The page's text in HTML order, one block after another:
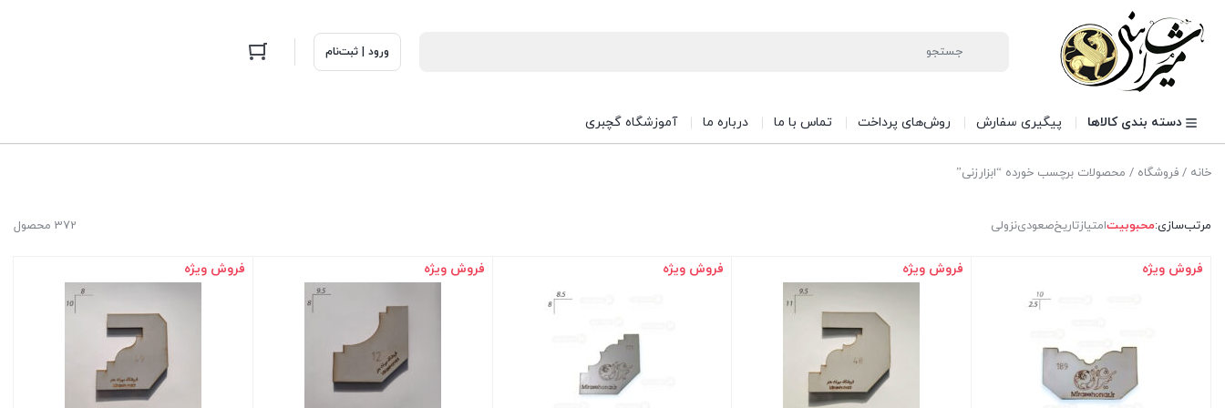
ورود | ثبت‌نام
دسته بندی کالاها پیگیری سفارش روش‌های پرداخت تماس با ما درباره ما آموزشگاه گچبری
خانه / فروشگاه / محصولات برچسب خورده “ابزارزنی”
372 محصول مرتب‌سازی:محبوبیتامتیازتاریخصعودینزولی
فروش ویژه فروش ویژه فروش ویژه فروش ویژه فروش ویژه